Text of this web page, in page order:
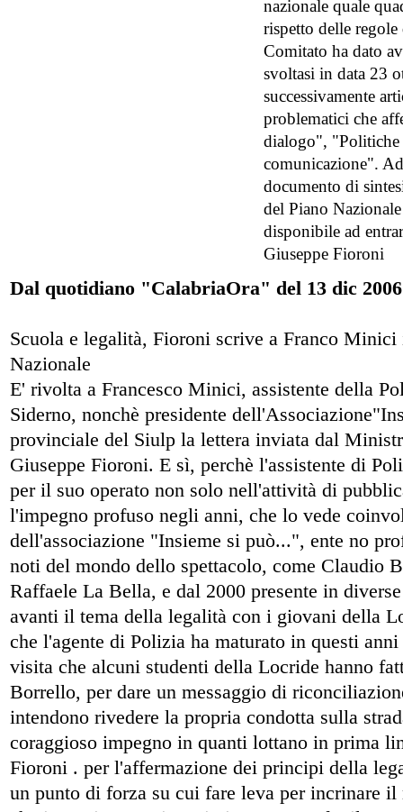
nazionale quale
rispetto delle regole
Comitato ha dato
svoltasi in data 23
successivamente
problematici che
dialogo",
comunicazione".
documento di
del Piano
disponibile ad
Giuseppe Fioroni
Dal quotidiano "CalabriaOra" del 13 dic
Scuola e legalità, Fioroni scrive a Franco
Nazionale
E' rivolta a Francesco Minici, assistente della
Siderno, nonchè presidente
provinciale del Siulp la lettera inviata dal
Giuseppe Fioroni. E sì, perchè l'assistente di
per il suo operato non solo nell'attività di
l'impegno profuso negli anni, che lo vede
dell'associazione "Insieme si può...", ente no
noti del mondo dello spettacolo, come Claudio
Raffaele La Bella, e dal 2000 presente in
avanti il tema della legalità con i giovani della
che l'agente di Polizia ha maturato in questi
visita che alcuni studenti della Locride hanno
Borrello, per dare un messaggio di
intendono rivedere la propria condotta sulla
coraggioso impegno in quanti lottano in prima
Fioroni . per l'affermazione dei principi della
un punto di forza su cui fare leva per incrinare